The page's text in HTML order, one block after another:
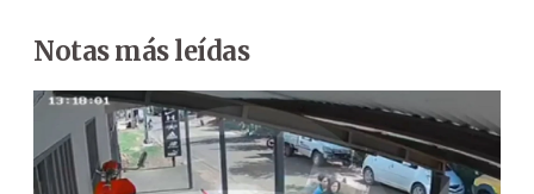
Notas más leídas